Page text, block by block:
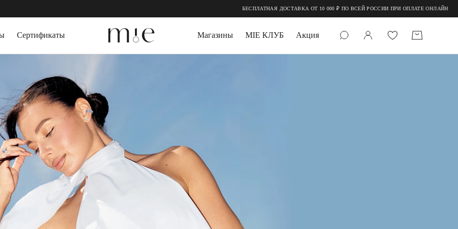
БЕСПЛАТНАЯ ДОСТАВКА ОТ 10 000 ₽ ПО ВСЕЙ РОССИИ ПРИ ОПЛАТЕ ОНЛАЙН
Серьги пусеты
Серьги кольца
Серьги трансформеры
КАФФЫ
ПИРСИНГ
БРАСЛЕТЫ
Жесткие браслеты
Слейв-браслеты
Браслеты на ногу
Цитрин
ПОДАРОЧНАЯ УПАКОВКА
Сертификаты Магазины MIE КЛУБ Акция